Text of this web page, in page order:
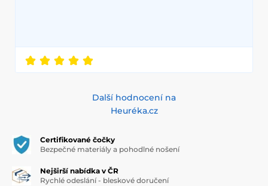
Další hodnocení na
Heuréka.cz
Certifikované čočky
Bezpečné materiály a pohodlné nošení
Nejširší nabídka v ČR
Rychlé odeslání - bleskové doručení